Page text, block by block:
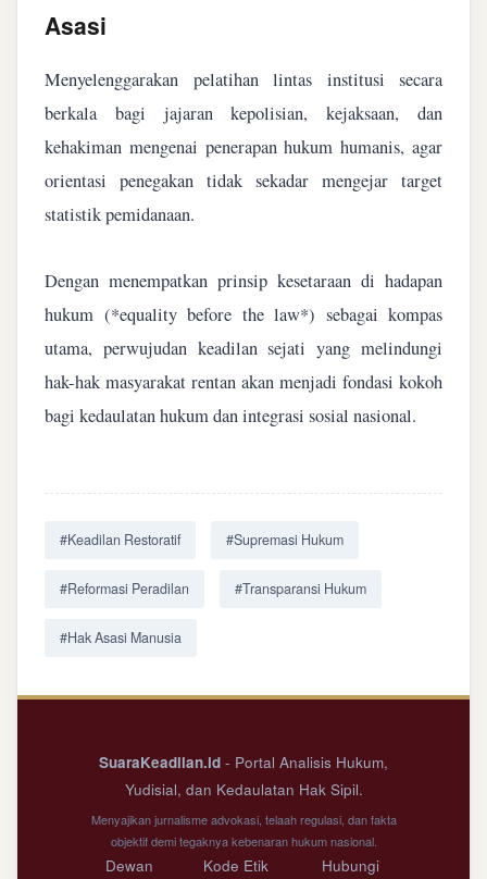
Asasi
Menyelenggarakan pelatihan lintas institusi secara
berkala bagi jajaran kepolisian, kejaksaan, dan
kehakiman mengenai penerapan hukum humanis, agar
orientasi penegakan tidak sekadar mengejar target
statistik pemidanaan.
Dengan menempatkan prinsip kesetaraan di hadapan
hukum (*equality before the law*) sebagai kompas
utama, perwujudan keadilan sejati yang melindungi
hak-hak masyarakat rentan akan menjadi fondasi kokoh
bagi kedaulatan hukum dan integrasi sosial nasional.
#Keadilan Restoratif #Supremasi Hukum
#Reformasi Peradilan #Transparansi Hukum
#Hak Asasi Manusia
SuaraKeadilan.id - Portal Analisis Hukum,
Yudisial, dan Kedaulatan Hak Sipil.
Menyajikan jurnalisme advokasi, telaah regulasi, dan fakta
objektif demi tegaknya kebenaran hukum nasional.
Dewan Kode Etik Hubungi